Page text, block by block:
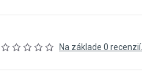
Na základe 0 recenzií.